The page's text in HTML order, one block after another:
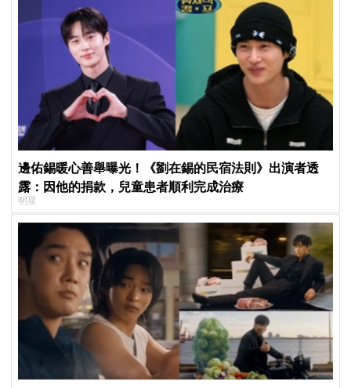
邊佑錫暖心善舉曝光！《劉在錫的民宿法則》出演者透
露：因他的捐款，兒童患者順利完成治療
明星